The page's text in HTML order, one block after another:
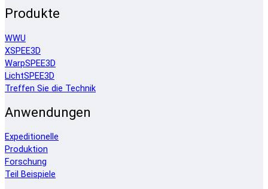
Produkte
WWU
XSPEE3D
WarpSPEE3D
LichtSPEE3D
Treffen Sie die Technik
Anwendungen
Expeditionelle
Produktion
Forschung
Teil Beispiele